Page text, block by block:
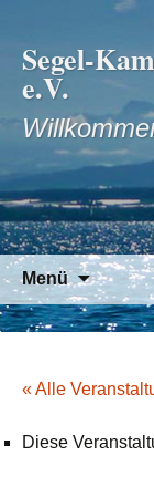
Segel-
e.V.
Menü
Zum
Inhalt
« Alle
Diese